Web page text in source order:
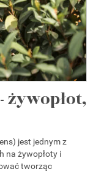
żywopłot,
jest jednym z
na żywopłoty i
tworząc